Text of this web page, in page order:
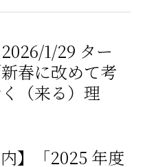
1/29 ター
春に改めて考
（来る）理
】「2025 年度